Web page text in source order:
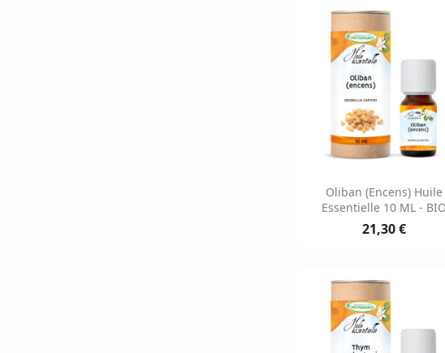
Aperçu rapide
Oliban (encens) Huile
Essentielle 10 ML - BIO
21,30 €